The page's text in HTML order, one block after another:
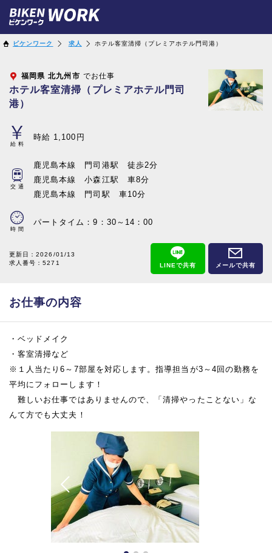
ビケンワーク 求人 ホテル客室清掃（プレミアホテル門司港）
福岡県 北九州市 でお仕事
ホテル客室清掃（プレミアホテル門司
港）
給料
時給 1,100円
交通
鹿児島本線 門司港駅 徒歩2分
鹿児島本線 小森江駅 車8分
鹿児島本線 門司駅 車10分
時間
パートタイム：9：30～14：00
更新日：2026/01/13
求人番号：5271
LINEで共有 メールで共有
お仕事の内容
・ベッドメイク
・客室清掃など
※１人当たり6～7部屋を対応します。指導担当が3～4回の勤務を
平均にフォローします！
難しいお仕事ではありませんので、「清掃やったことない」な
んて方でも大丈夫！